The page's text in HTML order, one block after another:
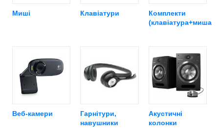
Миші Клавіатури
Комплекти
(клавіатура+миша)
Веб-камери
Гарнітури,
навушники
Акустичні
колонки